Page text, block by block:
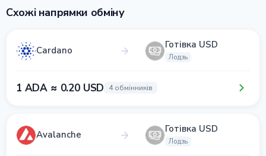
Схожі напрямки обміну
Cardano Готівка USD
Лодзь
1 ADA ≈ 0.20 USD 4 обмінників
Avalanche Готівка USD
Лодзь